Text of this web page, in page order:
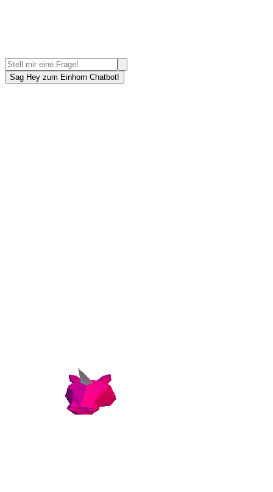
Sag Hey zum Einhorn Chatbot!